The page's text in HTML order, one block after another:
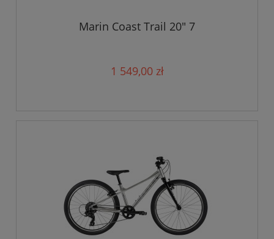
Marin Coast Trail 20" 7
1 549,00 zł